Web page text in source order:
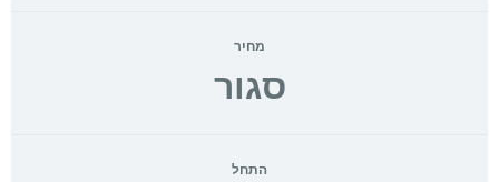
מחיר
סגור
התחל